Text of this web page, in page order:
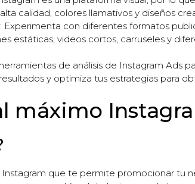
calidad, colores llamativos y diseños
con diferentes formatos
estáticas, videos cortos, carruseles y
de análisis de Instagram Ads
y optimiza tus estrategias para
máximo
que te permite promocionar tu